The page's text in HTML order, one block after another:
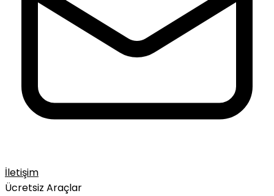
İletişim
Ücretsiz Araçlar